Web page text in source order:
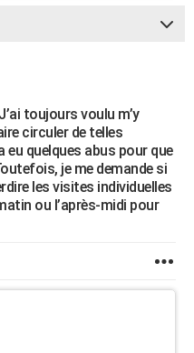
toujours voulu m’y
circuler de telles
eu quelques abus pour que
je me demande si
les visites individuelles
ou l’après-midi pour